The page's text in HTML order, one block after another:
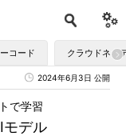
コード クラウドネイ
2024年6月3日 公開
モデル
で学習